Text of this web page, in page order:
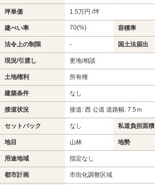
坪単価 1.5万円 /坪
建ぺい率 70(%) 容積率
法令上の制限 - 国土法届出
現況/引渡し 更地/相談
土地権利 所有権
建築条件 なし
接道状況 接道: 西 公道 道路幅: 7.5ｍ
セットバック なし 私道負担面積
地目 山林 地勢
用途地域 指定なし
都市計画 市街化調整区域